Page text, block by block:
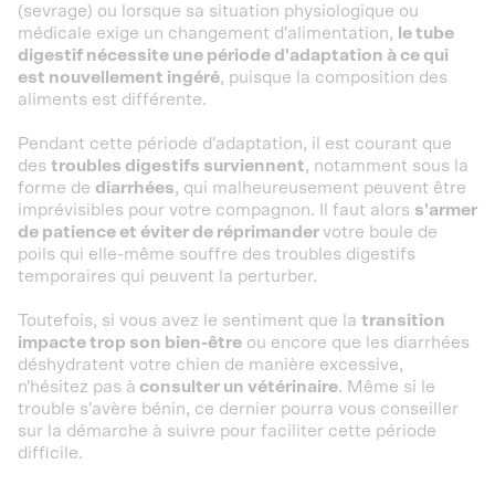
(sevrage) ou lorsque sa situation physiologique ou
médicale exige un changement d'alimentation, le tube
digestif nécessite une période d'adaptation à ce qui
est nouvellement ingéré, puisque la composition des
aliments est différente.
Pendant cette période d'adaptation, il est courant que
des troubles digestifs surviennent, notamment sous la
forme de diarrhées, qui malheureusement peuvent être
imprévisibles pour votre compagnon. Il faut alors s'armer
de patience et éviter de réprimandervotre boule de
poils qui elle-même souffre des troubles digestifs
temporaires qui peuvent la perturber.
Toutefois, si vous avez le sentiment que la transition
impacte trop son bien-être ou encore que les diarrhées
déshydratent votre chien de manière excessive,
n'hésitez pas à consulter un vétérinaire. Même si le
trouble s'avère bénin, ce dernier pourra vous conseiller
sur la démarche à suivre pour faciliter cette période
difficile.